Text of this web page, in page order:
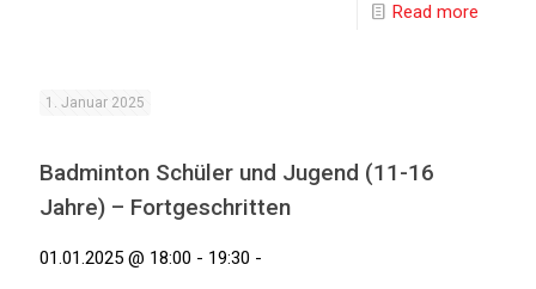
Read more
1. Januar 2025
Badminton Schüler und Jugend (11-16
Jahre) – Fortgeschritten
01.01.2025 @ 18:00 - 19:30 -